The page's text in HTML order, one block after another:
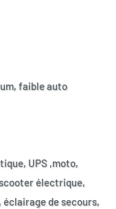
faible auto
UPS ,moto,
électrique,
de secours,